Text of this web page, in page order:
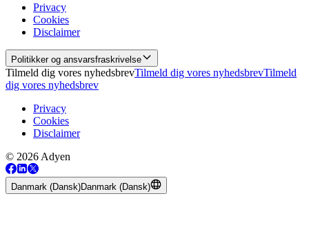
Privacy
Cookies
Disclaimer
Politikker og ansvarsfraskrivelse
Tilmeld dig vores nyhedsbrevTilmeld dig vores nyhedsbrevTilmeld
dig vores nyhedsbrev
Privacy
Cookies
Disclaimer
© 2026 Adyen
Danmark (Dansk)Danmark (Dansk)